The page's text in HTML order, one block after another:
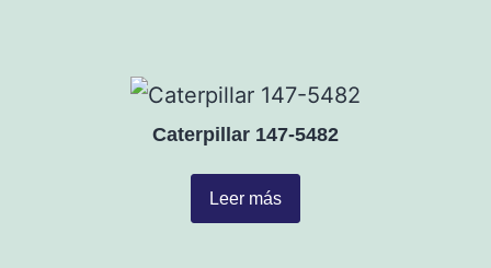
Caterpillar 147-5482
Leer más